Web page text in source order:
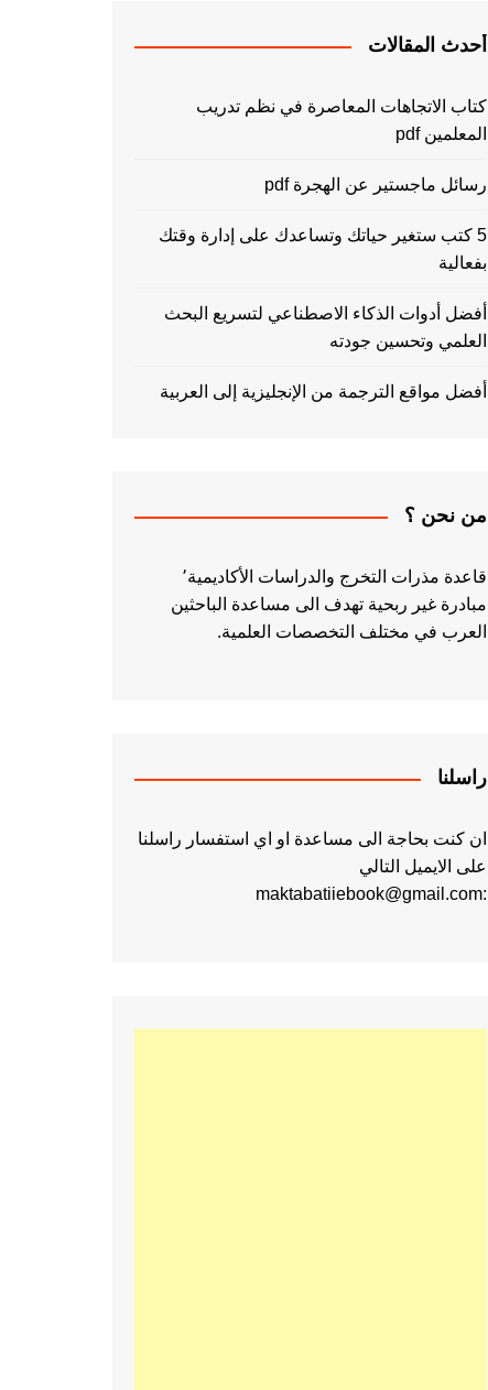
أحدث المقالات
كتاب الاتجاهات المعاصرة في نظم تدريب
المعلمين pdf
رسائل ماجستير عن الهجرة pdf
5 كتب ستغير حياتك وتساعدك على إدارة وقتك
بفعالية
أفضل أدوات الذكاء الاصطناعي لتسريع البحث
العلمي وتحسين جودته
أفضل مواقع الترجمة من الإنجليزية إلى العربية
من نحن ؟
قاعدة مذرات التخرج والدراسات الأكاديمية٬
مبادرة غير ربحية تهدف الى مساعدة الباحثين
العرب في مختلف التخصصات العلمية.
راسلنا
ان كنت بحاجة الى مساعدة او اي استفسار راسلنا
على الايميل التالي
:maktabatiiebook@gmail.com